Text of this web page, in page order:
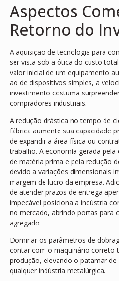
Aspectos
Retorno do
A aquisição de tecnologia para
ser vista sob a ótica do custo
valor inicial de um equipamento
ao de dispositivos simples, a
investimento costuma
compradores industriais.
A redução drástica no tempo de
fábrica aumente sua capacidade
de expandir a área física ou
trabalho. A economia gerada pela
de matéria prima e pela redução
devido a variações dimensionais
margem de lucro da empresa.
de atender prazos de entrega
impecável posiciona a indústria
no mercado, abrindo portas para
agregado.
Dominar os parâmetros de
contar com o maquinário correto
produção, elevando o patamar de
qualquer indústria metalúrgica.